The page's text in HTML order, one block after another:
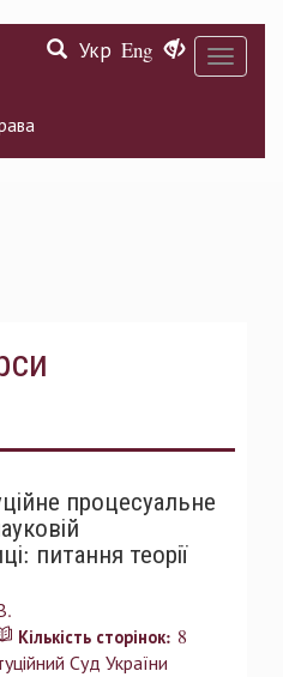
Toggle
Укр Eng
процесуальне
питання теорії
Кількість сторінок: 8
Суд України